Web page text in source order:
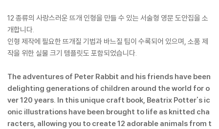
12 종류의 사랑스러운 뜨개 인형을 만들 수 있는 서술형 영문 도안집을 소
개합니다.
인형 제작에 필요한 뜨개질 기법과 바느질 팁이 수록되어 있으며, 소품 제
작을 위한 실물 크기 템플릿도 포함되었습니다.
The adventures of Peter Rabbit and his friends have been
delighting generations of children around the world for o
ver 120 years. In this unique craft book, Beatrix Potter's ic
onic illustrations have been brought to life as knitted cha
racters, allowing you to create 12 adorable animals from t